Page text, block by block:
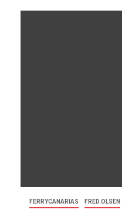
FERRYCANARIAS FRED.OLSEN